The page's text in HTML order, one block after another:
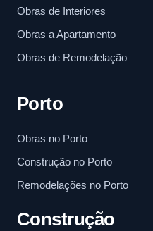
Obras de Interiores
Obras a Apartamento
Obras de Remodelação
Porto
Obras no Porto
Construção no Porto
Remodelações no Porto
Construção